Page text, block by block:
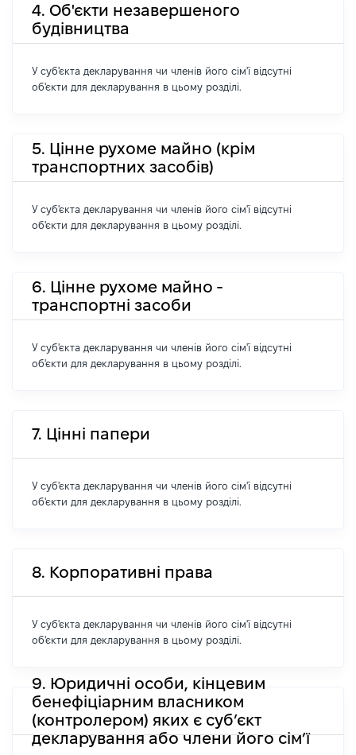
4. Об'єкти незавершеного
будівництва
У суб'єкта декларування чи членів його сім'ї відсутні
об'єкти для декларування в цьому розділі.
5. Цінне рухоме майно (крім
транспортних засобів)
У суб'єкта декларування чи членів його сім'ї відсутні
об'єкти для декларування в цьому розділі.
6. Цінне рухоме майно -
транспортні засоби
У суб'єкта декларування чи членів його сім'ї відсутні
об'єкти для декларування в цьому розділі.
7. Цінні папери
У суб'єкта декларування чи членів його сім'ї відсутні
об'єкти для декларування в цьому розділі.
8. Корпоративні права
У суб'єкта декларування чи членів його сім'ї відсутні
об'єкти для декларування в цьому розділі.
9. Юридичні особи, кінцевим
бенефіціарним власником
(контролером) яких є суб’єкт
декларування або члени його сім’ї